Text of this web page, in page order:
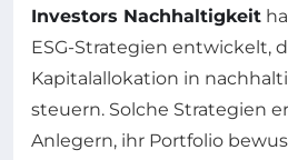
Investors Nachhaltigkeit
ESG-Strategien entwickelt,
Kapitalallokation in
steuern. Solche Strategien
Anlegern, ihr Portfolio